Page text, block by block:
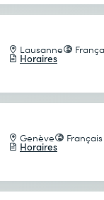
Lausanne
Horaires
Genève Français
Horaires